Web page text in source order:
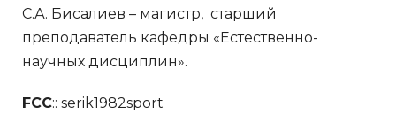
С.А. Бисалиев – магистр, старший
преподаватель кафедры «Естественно-
научных дисциплин».
FCC:: serik1982sport